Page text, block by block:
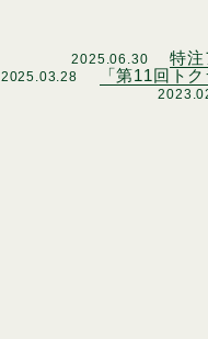
2025.06.30 特注
2025.03.28 「第11回ト